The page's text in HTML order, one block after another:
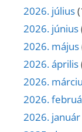
2026. július
2026. június
2026. május
2026. április
2026.
2026.
2026. január